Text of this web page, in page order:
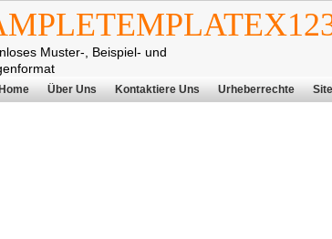
Muster-, Beispiel- und
Home Über Uns Kontaktiere Uns Urheberrechte